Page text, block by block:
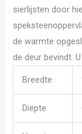
sierlijsten door
de warmte
de deur bevindt.
Breedte
Diepte